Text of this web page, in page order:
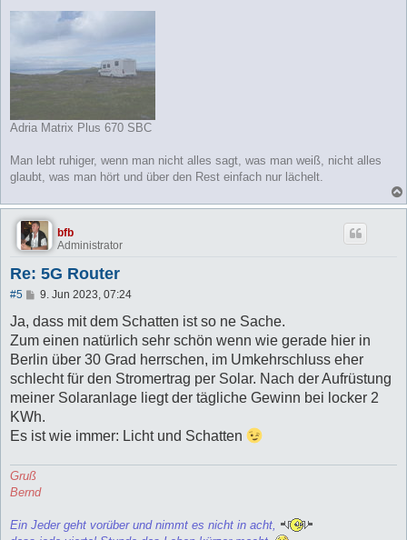
Adria Matrix Plus 670 SBC
Man lebt ruhiger, wenn man nicht alles sagt, was man weiß, nicht alles
glaubt, was man hört und über den Rest einfach nur lächelt.
bfb
Administrator
Re: 5G Router
#5
B
i
r
a
9. Jun 2023, 07:24
Ja, dass mit dem Schatten ist so ne Sache.
Zum einen natürlich sehr schön wenn wie gerade hier in
Berlin über 30 Grad herrschen, im Umkehrschluss eher
schlecht für den Stromertrag per Solar. Nach der Aufrüstung
meiner Solaranlage liegt der tägliche Gewinn bei locker 2
KWh.
Es ist wie immer: Licht und Schatten
Gruß
Bernd
Ein Jeder geht vorüber und nimmt es nicht in acht,